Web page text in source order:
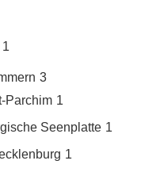
1
3
Parchim 1
Seenplatte 1
1